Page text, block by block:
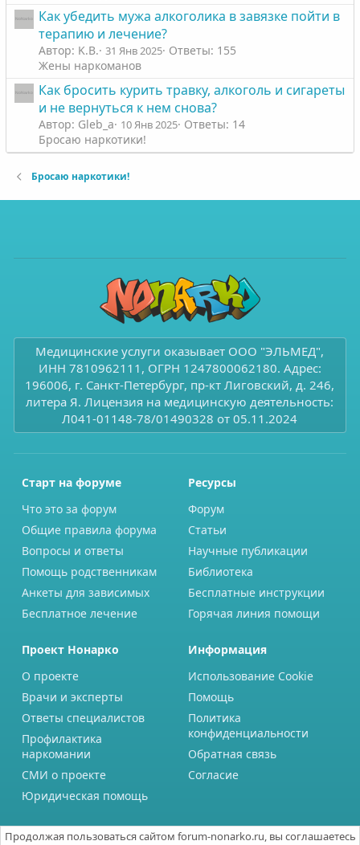
Как убедить мужа алкоголика в завязке пойти в
терапию и лечение?
Автор: K.B. 31 Янв 2025 Ответы: 155
Жены наркоманов
Как бросить курить травку, алкоголь и сигареты
и не вернуться к нем снова?
Автор: Gleb_a 10 Янв 2025 Ответы: 14
Бросаю наркотики!
Бросаю наркотики!
Медицинские услуги оказывает ООО "ЭЛЬМЕД",
ИНН 7810962111, ОГРН 1247800062180. Адрес:
196006, г. Санкт-Петербург, пр-кт Лиговский, д. 246,
литера Я. Лицензия на медицинскую деятельность:
Л041-01148-78/01490328 от 05.11.2024
Старт на форуме
Что это за форум
Общие правила форума
Вопросы и ответы
Помощь родственникам
Анкеты для зависимых
Бесплатное лечение
Ресурсы
Форум
Статьи
Научные публикации
Библиотека
Бесплатные инструкции
Горячая линия помощи
Проект Нонарко
О проекте
Врачи и эксперты
Ответы специалистов
Профилактика
наркомании
СМИ о проекте
Юридическая помощь
Информация
Использование Cookie
Помощь
Политика
конфиденциальности
Обратная связь
Согласие
Продолжая пользоваться сайтом forum-nonarko.ru, вы соглашаетесь